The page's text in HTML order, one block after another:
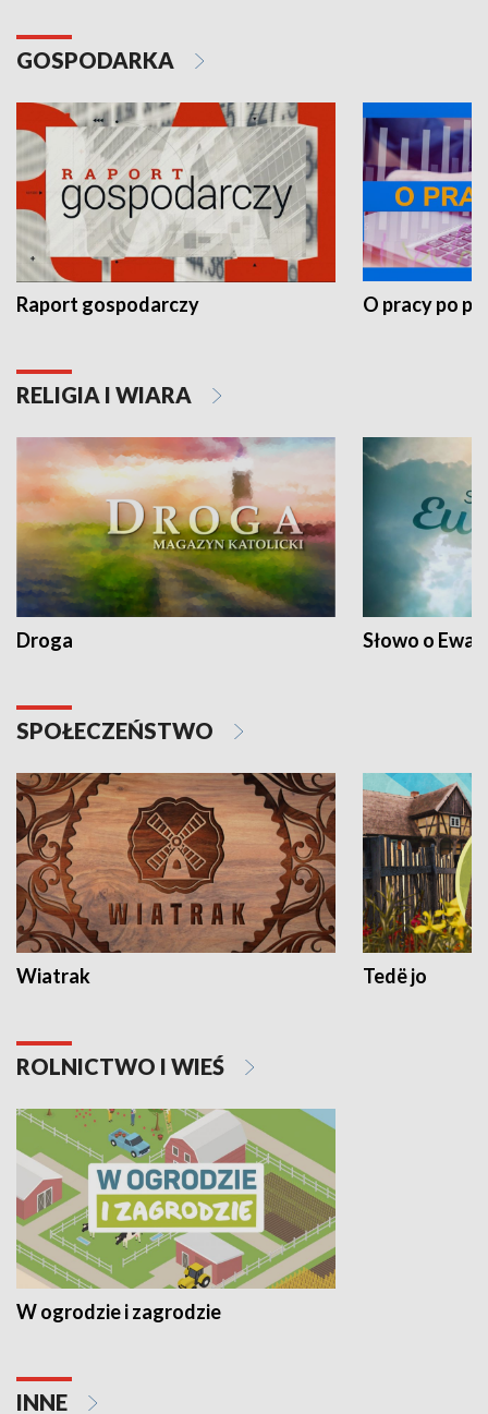
GOSPODARKA
Raport gospodarczy O pracy po
RELIGIA I WIARA
Droga Słowo o
SPOŁECZEŃSTWO
Wiatrak Tedë jo
ROLNICTWO I WIEŚ
W ogrodzie i zagrodzie
INNE